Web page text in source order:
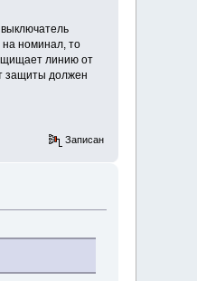
на номинал, то
линию от
защиты должен
Записан